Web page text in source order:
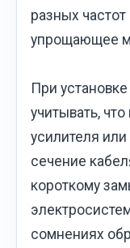
разных
упрощающее
При
учитывать,
усилителя
сечение
короткому
сомнениях